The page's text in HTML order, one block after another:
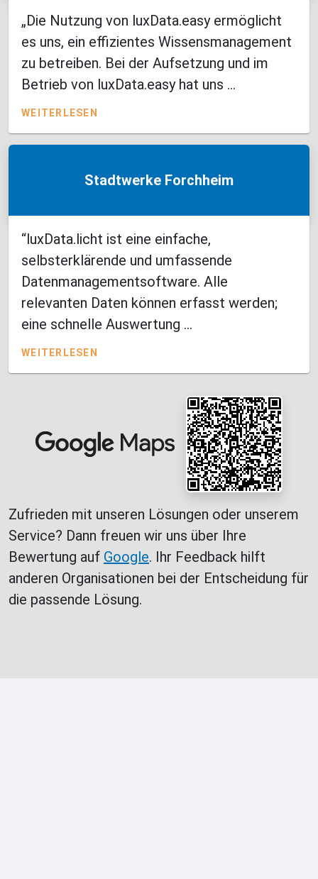
„Die Nutzung von luxData.easy ermöglicht
es uns, ein effizientes Wissensmanagement
zu betreiben. Bei der Aufsetzung und im
Betrieb von luxData.easy hat uns ...
WEITERLESEN
Stadtwerke Forchheim
“luxData.licht ist eine einfache,
selbsterklärende und umfassende
Datenmanagementsoftware. Alle
relevanten Daten können erfasst werden;
eine schnelle Auswertung ...
WEITERLESEN
Zufrieden mit unseren Lösungen oder unserem
Service? Dann freuen wir uns über Ihre
Bewertung auf Google. Ihr Feedback hilft
anderen Organisationen bei der Entscheidung für
die passende Lösung.